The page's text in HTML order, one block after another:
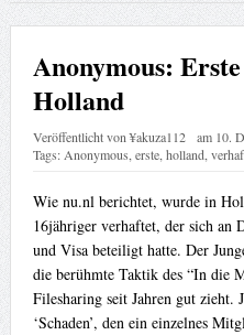
Anonymous:
Holland
Veröffentlicht von¥akuza112 am 10.
Tags: Anonymous erste, holland,
Wie nu.nl berichtet, wurde in
16jähriger verhaftet, der sich an
und Visa beteiligt hatte. Der
die berühmte Taktik des “In die
Filesharing seit Jahren gut zieht.
‘Schaden’, den ein einzelnes